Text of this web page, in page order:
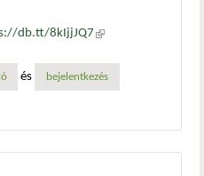
db.tt/8kIjjJQ7 (külső
és bejelentkezés